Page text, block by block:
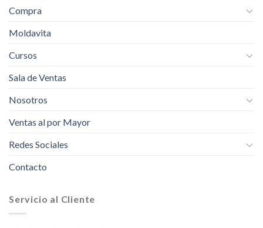
Compra
Moldavita
Cursos
Sala de Ventas
Nosotros
Ventas al por Mayor
Redes Sociales
Contacto
Servicio al Cliente